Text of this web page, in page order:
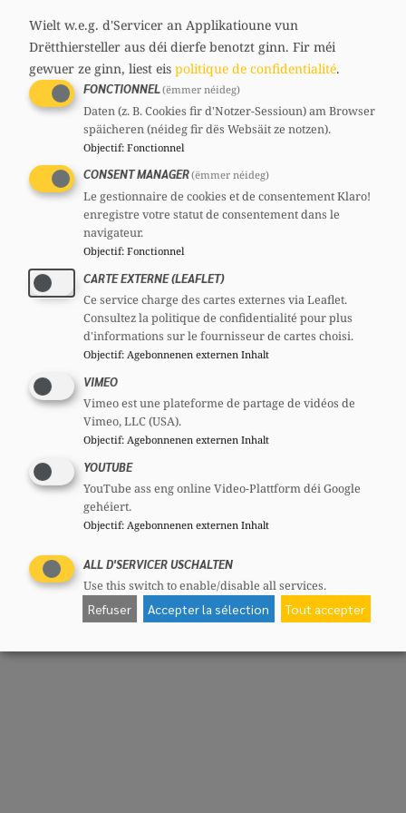
media
links
57 ans
Circonscription : Sud
Section : Mondercange
Contact
narendt@chd.lu
Comités
CSVComité national :
CSFComité national :Membre
Mandats
Député
Voir le profil complet
Partager
Wielt w.e.g. d'Servicer an Applikatioune vun
Drëtthiersteller aus déi dierfe benotzt ginn. Fir méi
gewuer ze ginn, liest eis politique de confidentialité.
FONCTIONNEL(ëmmer néideg)
Daten (z. B. Cookies fir d'Notzer-Sessioun) am Browser
späicheren (néideg fir dës Websäit ze notzen).
Objectif: Fonctionnel
CONSENT MANAGER(ëmmer néideg)
Le gestionnaire de cookies et de consentement Klaro!
enregistre votre statut de consentement dans le
navigateur.
Objectif: Fonctionnel
CARTE EXTERNE (LEAFLET)
Ce service charge des cartes externes via Leaflet.
Consultez la politique de confidentialité pour plus
d'informations sur le fournisseur de cartes choisi.
Objectif: Agebonnenen externen Inhalt
VIMEO
Vimeo est une plateforme de partage de vidéos de
Vimeo, LLC (USA).
Objectif: Agebonnenen externen Inhalt
YOUTUBE
YouTube ass eng online Video-Plattform déi Google
gehéiert.
Objectif: Agebonnenen externen Inhalt
ALL D'SERVICER USCHALTEN
Use this switch to enable/disable all services.
Refuser Accepter la sélection Tout accepter